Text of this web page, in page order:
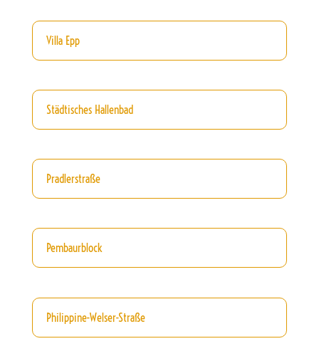
Villa Epp
Städtisches Hallenbad
Pradlerstraße
Pembaurblock
Philippine-Welser-Straße